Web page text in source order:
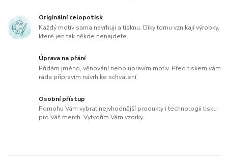
Originální celopotisk
Každý motiv sama navrhuji a tisknu. Díky tomu vznikají výrobky,
které jen tak někde nenajdete.
Úprava na přání
Přidám jméno, věnování nebo upravím motiv. Před tiskem vám
ráda připravím návrh ke schválení.
Osobní přístup
Pomohu Vám vybrat nejvhodnější produkty i technologii tisku
pro Váš merch. Vytvořím Vám vzorky.